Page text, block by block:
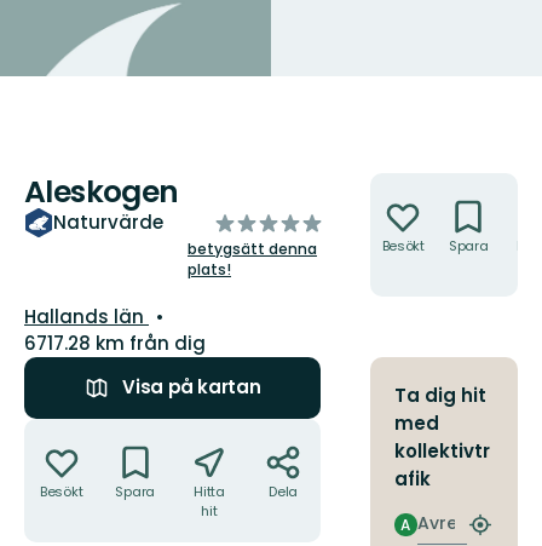
Aleskogen
Naturvärde
av
5
stjärnor
betygsätt denna
plats!
Län:
Hallands län
6717.28 km från dig
Visa på kartan
Besökt Spara
Hitta
hit
Dela
Besökt Spara
Ta dig hit
med
kollektivtr
afik
Avresa
A
Hitta